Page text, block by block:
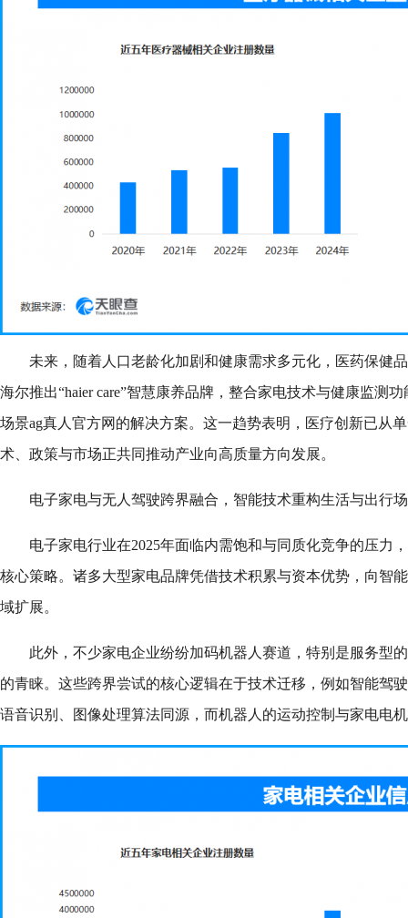
未来，随着人口老龄化加剧和健康需求多元化，医药保健
海尔推出“haier care”智慧康养品牌，整合家电技术与健康监测
场景ag真人官方网的解决方案。这一趋势表明，医疗创新已从
术、政策与市场正共同推动产业向高质量方向发展。
电子家电与无人驾驶跨界融合，智能技术重构生活与出行
电子家电行业在2025年面临内需饱和与同质化竞争的压力
核心策略。诸多大型家电品牌凭借技术积累与资本优势，向智
域扩展。
此外，不少家电企业纷纷加码机器人赛道，特别是服务型
的青睐。这些跨界尝试的核心逻辑在于技术迁移，例如智能驾
语音识别、图像处理算法同源，而机器人的运动控制与家电电